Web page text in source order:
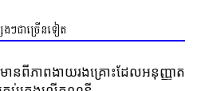
ងៗជាច្រើនទៀត
ានពីភាពងាយរងគ្រោះដែលអនុញ្ញាត